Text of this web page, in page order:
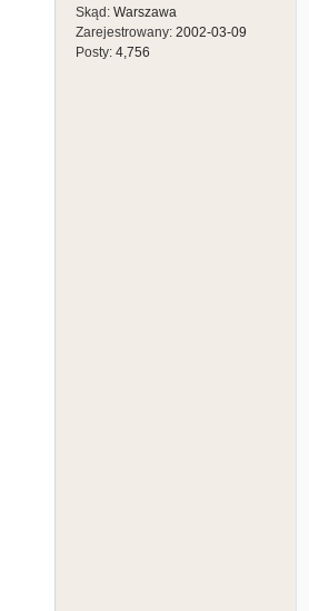
Skąd: Warszawa
Zarejestrowany: 2002-03-09
Posty: 4,756